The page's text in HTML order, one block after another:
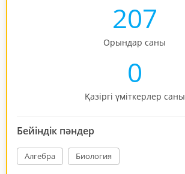
207
Орындар саны
0
Қазіргі үміткерлер саны
Бейіндік пәндер
Алгебра Биология